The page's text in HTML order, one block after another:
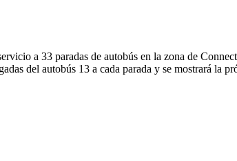
a 33 paradas de autobús en la zona de
del autobús 13 a cada parada y se mostrará la